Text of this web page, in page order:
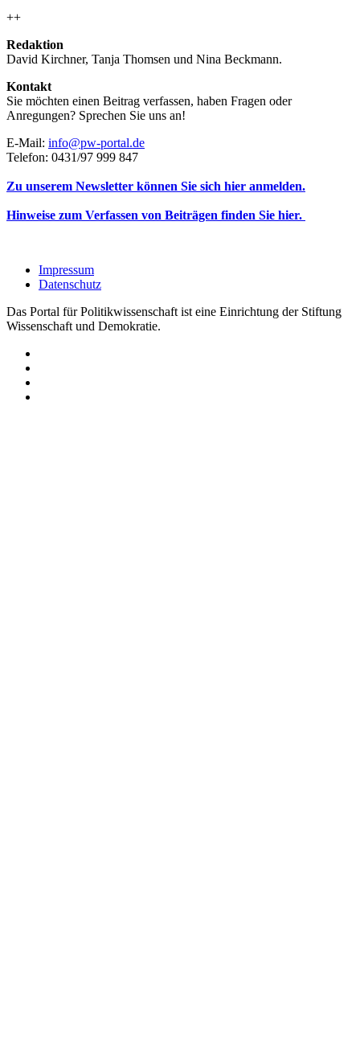
++
Redaktion
David Kirchner, Tanja Thomsen und Nina Beckmann.
Kontakt
Sie möchten einen Beitrag verfassen, haben Fragen oder
Anregungen? Sprechen Sie uns an!
E-Mail: info@pw-portal.de
Telefon: 0431/97 999 847
Zu unserem Newsletter können Sie sich hier anmelden.
Hinweise zum Verfassen von Beiträgen finden Sie hier.
Impressum
Datenschutz
Das Portal für Politikwissenschaft ist eine Einrichtung der Stiftung
Wissenschaft und Demokratie.